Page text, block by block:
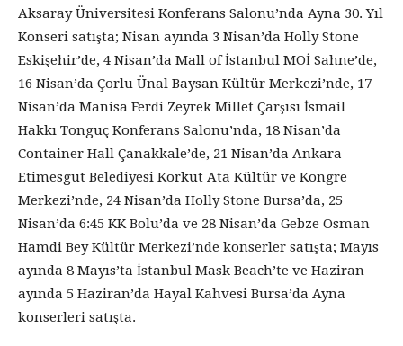
Aksaray Üniversitesi Konferans Salonu’nda Ayna 30. Yıl
Konseri satışta; Nisan ayında 3 Nisan’da Holly Stone
Eskişehir’de, 4 Nisan’da Mall of İstanbul MOİ Sahne’de,
16 Nisan’da Çorlu Ünal Baysan Kültür Merkezi’nde, 17
Nisan’da Manisa Ferdi Zeyrek Millet Çarşısı İsmail
Hakkı Tonguç Konferans Salonu’nda, 18 Nisan’da
Container Hall Çanakkale’de, 21 Nisan’da Ankara
Etimesgut Belediyesi Korkut Ata Kültür ve Kongre
Merkezi’nde, 24 Nisan’da Holly Stone Bursa’da, 25
Nisan’da 6:45 KK Bolu’da ve 28 Nisan’da Gebze Osman
Hamdi Bey Kültür Merkezi’nde konserler satışta; Mayıs
ayında 8 Mayıs’ta İstanbul Mask Beach’te ve Haziran
ayında 5 Haziran’da Hayal Kahvesi Bursa’da Ayna
konserleri satışta.